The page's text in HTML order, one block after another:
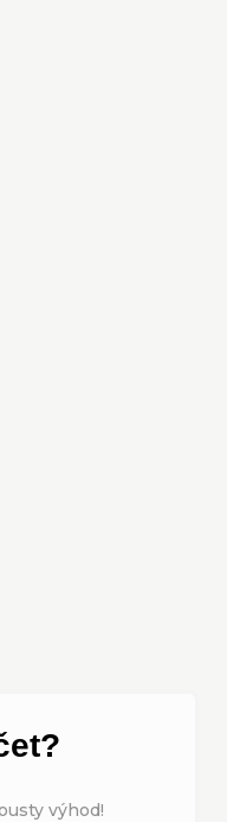
výhod!